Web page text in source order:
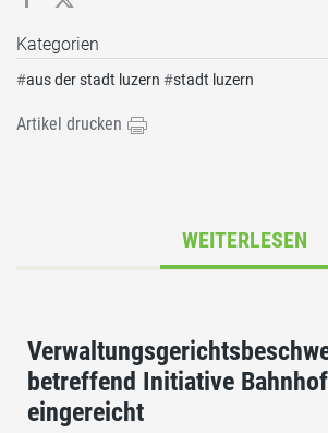
Kategorien
#aus der stadt luzern #stadt luzern
Artikel drucken
WEITERLESEN
betreffend Initiative
eingereicht